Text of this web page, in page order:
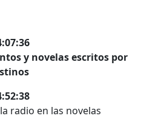
y novelas escritos por
radio en las novelas